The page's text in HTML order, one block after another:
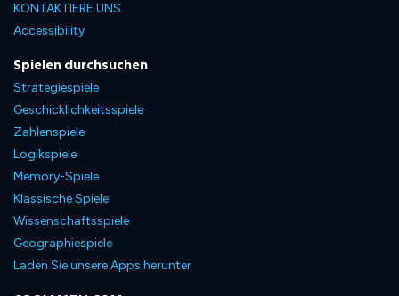
KONTAKTIERE UNS
Accessibility
Spielen durchsuchen
Strategiespiele
Geschicklichkeitsspiele
Zahlenspiele
Logikspiele
Memory-Spiele
Klassische Spiele
Wissenschaftsspiele
Geographiespiele
Laden Sie unsere Apps herunter